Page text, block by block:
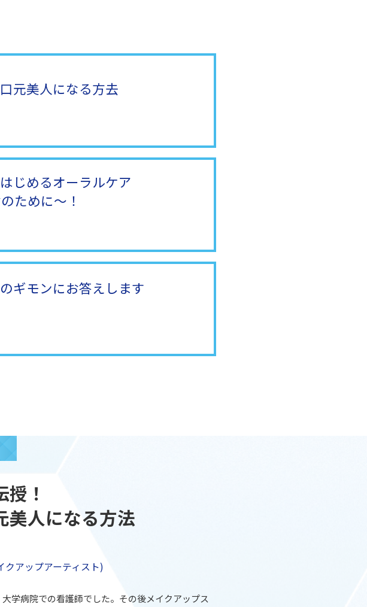
元美人になる方去
じめるオーラルケア
ために～！
ギモンにお答えします
！
美人になる方法
クアップアーティスト)
学病院での看護師でした。その後メイクアップス